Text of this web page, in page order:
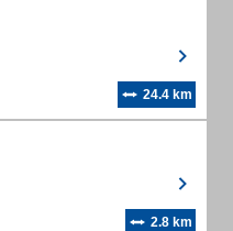
24.4 km
2.8 km